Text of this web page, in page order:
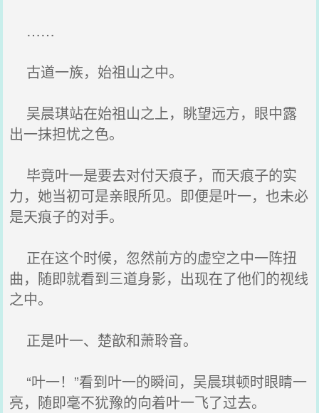
……
古道一族，始祖山之中。
吴晨琪站在始祖山之上，眺望远方，眼中露
出一抹担忧之色。
毕竟叶一是要去对付天痕子，而天痕子的实
力，她当初可是亲眼所见。即便是叶一，也未必
是天痕子的对手。
正在这个时候，忽然前方的虚空之中一阵扭
曲，随即就看到三道身影，出现在了他们的视线
之中。
正是叶一、楚歆和萧聆音。
“叶一！”看到叶一的瞬间，吴晨琪顿时眼睛一
亮，随即毫不犹豫的向着叶一飞了过去。